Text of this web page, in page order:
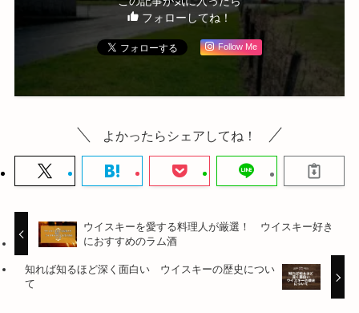
フォローしてね！
Follow Me
よかったらシェアしてね！
ウイスキーを愛する料理人が厳選！ ウイスキー好き
におすすめのラム酒
知れば知るほど深く面白い ウイスキーの歴史につい
て